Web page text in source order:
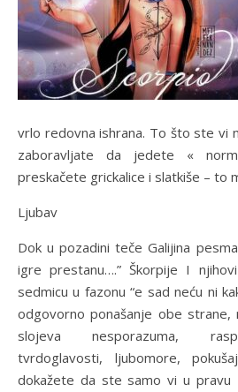
vrlo redovna ishrana. To što ste vi
zaboravljate da jedete «
preskačete grickalice i slatkiše – to
Ljubav
Dok u pozadini teče Galijina
igre prestanu….” Škorpije I
sedmicu u fazonu “e sad neću ni
odgovorno ponašanje obe strane,
slojeva nesporazuma,
tvrdoglavosti, ljubomore,
dokažete da ste samo vi u pravu